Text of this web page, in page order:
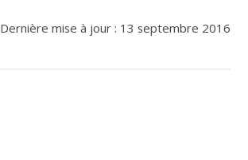
Dernière mise à jour : 13 septembre 2016